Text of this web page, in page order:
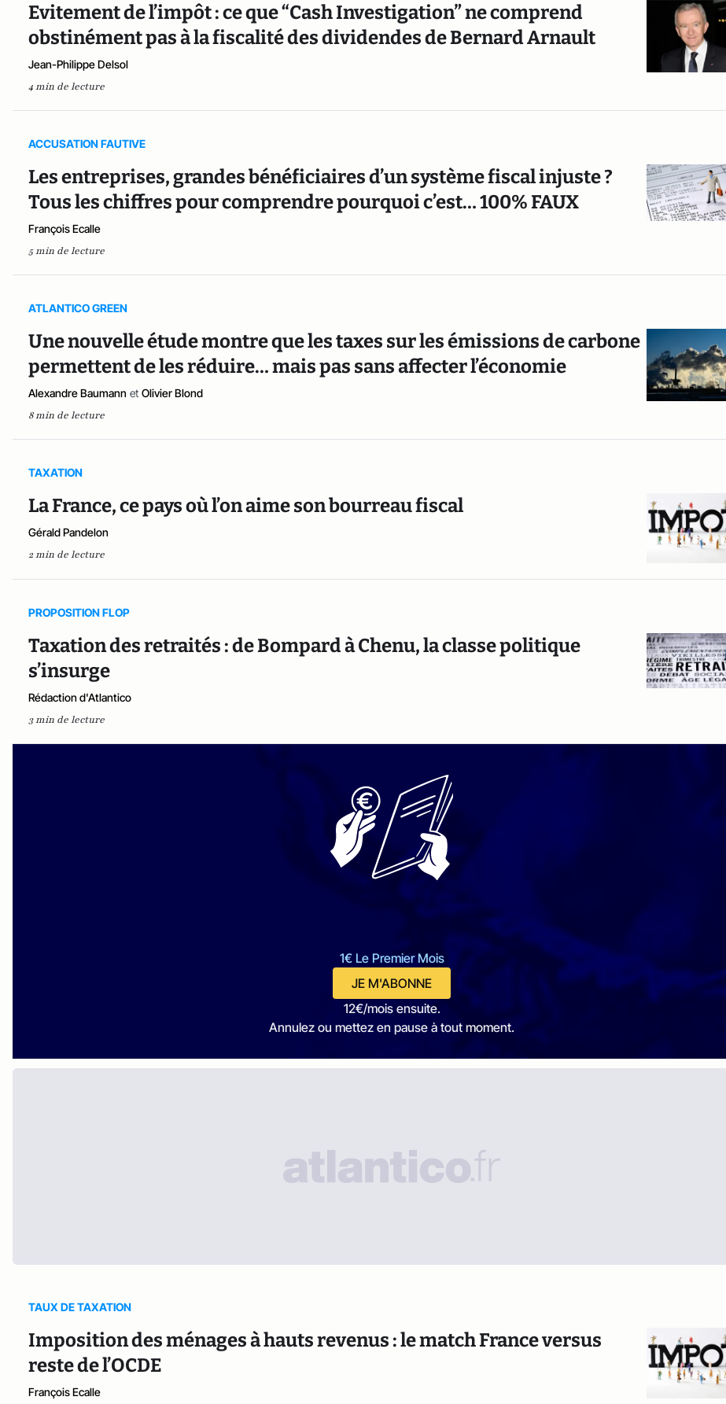
Evitement de l’impôt : ce que “Cash Investigation” ne comprend
obstinément pas à la fiscalité des dividendes de Bernard Arnault
Jean-Philippe Delsol
4 min de lecture
ACCUSATION FAUTIVE
Les entreprises, grandes bénéficiaires d’un système fiscal injuste ?
Tous les chiffres pour comprendre pourquoi c’est… 100% FAUX
François Ecalle
5 min de lecture
ATLANTICO GREEN
Une nouvelle étude montre que les taxes sur les émissions de carbone
permettent de les réduire… mais pas sans affecter l’économie
Alexandre Baumann et Olivier Blond
8 min de lecture
TAXATION
La France, ce pays où l’on aime son bourreau fiscal
Gérald Pandelon
2 min de lecture
PROPOSITION FLOP
Taxation des retraités : de Bompard à Chenu, la classe politique
s’insurge
Rédaction d'Atlantico
3 min de lecture
1€ Le Premier Mois
JE M'ABONNE
12€/mois ensuite.
Annulez ou mettez en pause à tout moment.
TAUX DE TAXATION
Imposition des ménages à hauts revenus : le match France versus
reste de l’OCDE
François Ecalle